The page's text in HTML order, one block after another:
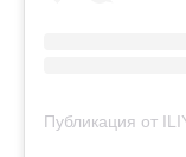
Публикация от